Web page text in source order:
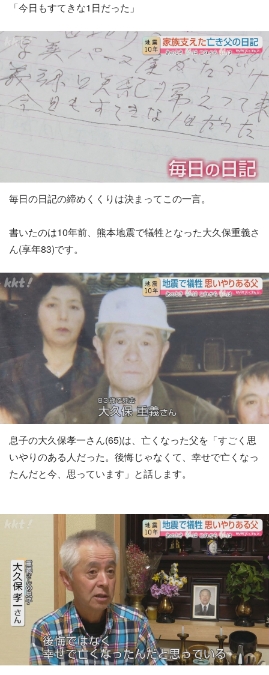
「今日もすてきな1日だった」
毎日の日記の締めくくりは決まってこの一言。
書いたのは10年前、熊本地震で犠牲となった大久保重義さ
ん(享年83)です。
息子の大久保孝一さん(65)は、亡くなった父を「すごく思
いやりのある人だった。後悔じゃなくて、幸せで亡くなっ
たんだと今、思っています」と話します。